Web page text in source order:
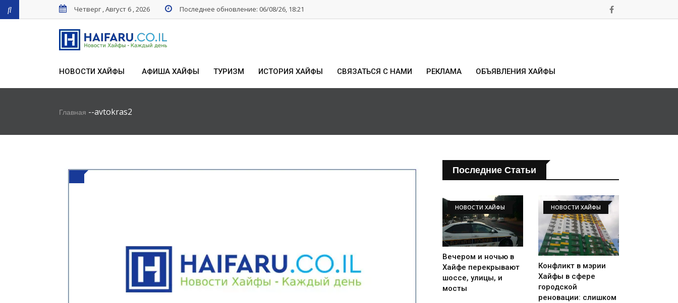
Четверг , Август 6 , 2026 Последнее обновление: 06/08/26, 18:21
НОВОСТИ ХАЙФЫ АФИША ХАЙФЫ ТУРИЗМ ИСТОРИЯ ХАЙФЫ СВЯЗАТЬСЯ С НАМИ РЕКЛАМА ОБЪЯВЛЕНИЯ ХАЙФЫ
Главная --avtokras2
Последние Статьи
НОВОСТИ ХАЙФЫ
Вечером и ночью в
Хайфе перекрывают
шоссе, улицы, и
мосты
НОВОСТИ ХАЙФЫ
Конфликт в мэрии
Хайфы в сфере
городской
реновации: слишком